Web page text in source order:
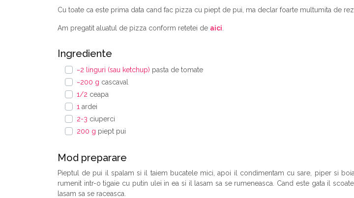
Cu toate ca este prima data cand fac pizza cu piept de pui, ma declar foarte multumita de
Am pregatit aluatul de pizza conform retetei de aici
Ingrediente
~2 linguri (sau ketchup) pasta de tomate
~200 g cascaval
1/2 ceapa
1 ardei
2-3 ciuperci
200 g piept pui
Mod preparare
Pieptul de pui il spalam si il taiem bucatele mici, apoi il condimentam cu sare, piper si
rumenit intr-o tigaie cu putin ulei in ea si il lasam sa se rumeneasca. Cand este gata il
lasam sa se raceasca.